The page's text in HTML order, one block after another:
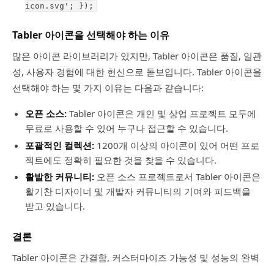
icon.svg'; });
Tabler 아이콘을 선택해야 하는 이유
많은 아이콘 라이브러리가 있지만, Tabler 아이콘은 품질, 일관
성, 사용자 경험에 대한 헌신으로 돋보입니다. Tabler 아이콘을
선택해야 하는 몇 가지 이유는 다음과 같습니다:
오픈 소스: Tabler 아이콘은 개인 및 상업 프로젝트 모두에
무료로 사용할 수 있어 누구나 접근할 수 있습니다.
포괄적인 컬렉션: 1200개 이상의 아이콘이 있어 어떤 프로
젝트에도 정확히 필요한 것을 찾을 수 있습니다.
활발한 커뮤니티: 오픈 소스 프로젝트로서 Tabler 아이콘은
활기찬 디자이너 및 개발자 커뮤니티의 기여와 피드백을
받고 있습니다.
결론
Tabler 아이콘은 간결함, 커스터마이즈 가능성 및 성능의 완벽